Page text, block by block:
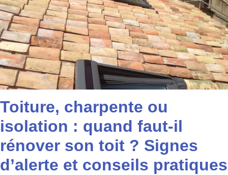
Toiture, charpente ou
isolation : quand faut-il
rénover son toit ? Signes
d’alerte et conseils pratiques